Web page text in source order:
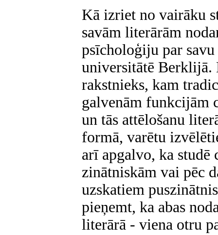
Kā izriet no vairāku
savām literārām
psīcholoģiju par
universitātē
rakstnieks, kam
galvenām funkcijām
un tās attēlošanu
formā, varētu
arī apgalvo, ka studē
zinātniskām vai pēc
uzskatiem
pieņemt, ka abas
literārā - viena otru